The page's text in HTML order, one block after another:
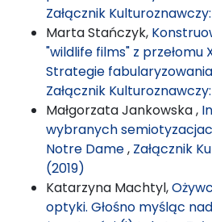
Załącznik
Marta Stańczyk,
"wildlife films" z przełomu
Strategie
Załącznik
Małgorzata Jankowska ,
wybranych
Notre Dame, Załącznik
(2019)
Katarzyna Machtyl,
optyki. Głośno myśląc